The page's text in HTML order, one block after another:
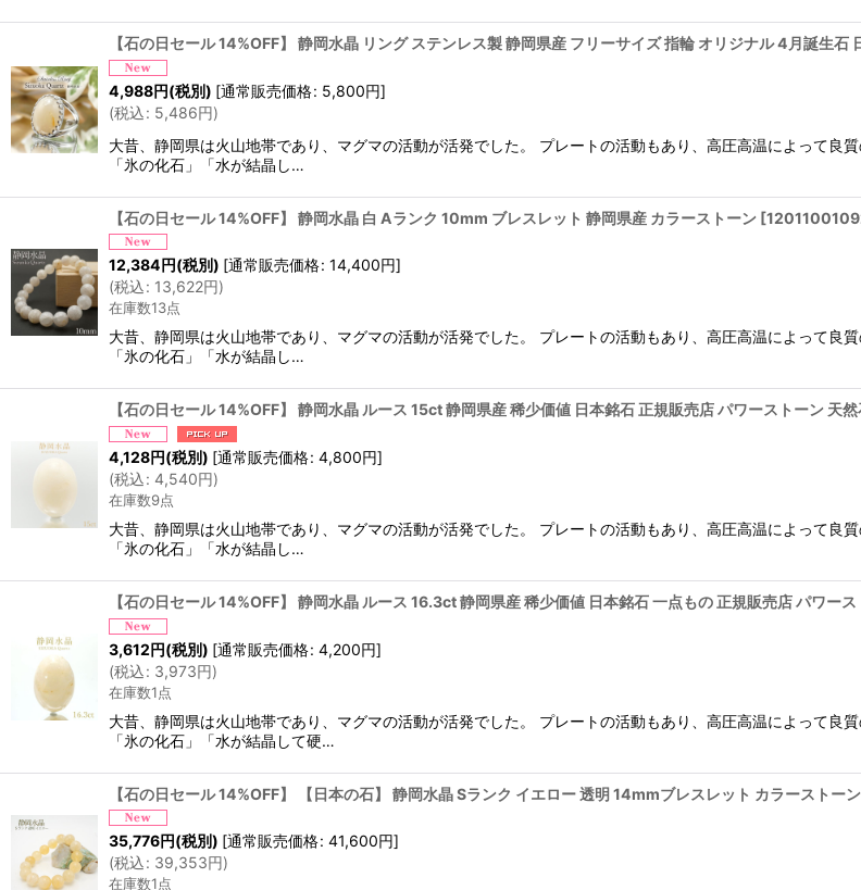
【石の日セール 14%OFF】 静岡水晶 リング ステンレス製 静岡県産 フリーサイズ 指輪 オリジナル 4月誕生
4,988円(税別) [通常販売価格: 5,800円]
(税込: 5,486円)
大昔、静岡県は火山地帯であり、マグマの活動が活発でした。 プレートの活動もあり、高圧高温によって良
「氷の化石」「水が結晶し…
【石の日セール 14%OFF】 静岡水晶 白 Aランク 10mm ブレスレット 静岡県産 カラーストーン [
12,384円(税別) [通常販売価格: 14,400円]
(税込: 13,622円)
在庫数13点
大昔、静岡県は火山地帯であり、マグマの活動が活発でした。 プレートの活動もあり、高圧高温によって良
「氷の化石」「水が結晶し…
【石の日セール 14%OFF】 静岡水晶 ルース 15ct 静岡県産 稀少価値 日本銘石 正規販売店 パワーストーン 天
4,128円(税別) [通常販売価格: 4,800円]
(税込: 4,540円)
在庫数9点
大昔、静岡県は火山地帯であり、マグマの活動が活発でした。 プレートの活動もあり、高圧高温によって良
「氷の化石」「水が結晶し…
【石の日セール 14%OFF】 静岡水晶 ルース 16.3ct 静岡県産 稀少価値 日本銘石 一点もの 正規販売店 パワー
3,612円(税別) [通常販売価格: 4,200円]
(税込: 3,973円)
在庫数1点
大昔、静岡県は火山地帯であり、マグマの活動が活発でした。 プレートの活動もあり、高圧高温によって良
「氷の化石」「水が結晶して硬…
【石の日セール 14%OFF】 【日本の石】 静岡水晶 Sランク イエロー 透明 14mmブレスレット カラーストーン
35,776円(税別) [通常販売価格: 41,600円]
(税込: 39,353円)
在庫数1点